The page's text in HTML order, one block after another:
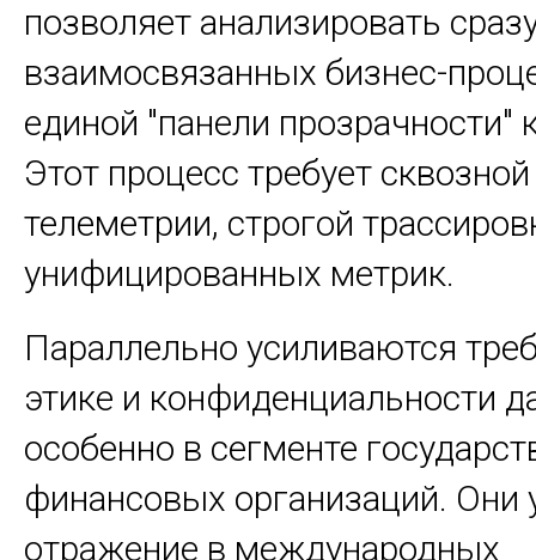
позволяет анализировать
взаимосвязанных бизнес-
единой "панели прозрачности"
Этот процесс требует
телеметрии, строгой
унифицированных метрик.
Параллельно усиливаются
этике и конфиденциальности
особенно в сегменте
финансовых организаций.
отражение в международных